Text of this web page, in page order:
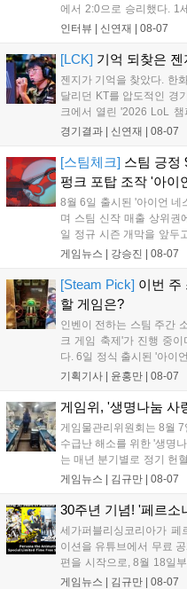
에서 2:0으로 승리했다. 1
를 벌리며 25분 만에 승리
하며 POM에 선정됐...
인터뷰 | 신연재 | 08-07
[LCK] 기억 되찾은
젠지가 기억을 찾았다. 한
달리던 KT를 압도적인 경
크에서 열린 '2026 LoL
드 레전드 그룹, kt 롤스터
기억을 되찾기라도 한 듯
경기결과 | 신연재 | 08-07
[스팀체크] 스팀 긍정
펑크 포탑 조작 '아이
8월 6일 출시된 '아이언 네
며 스팀 신작 매출 상위권
일 정규 시즌 개막을 앞두
기록했습니다. 25주년을
'마블 투혼: 파이팅 소울
리'도 스팀에 정식 출시되었
게임뉴스 | 강승진 | 08-07
[Steam Pick] 이번 주
할 게임은?
인벤이 전하는 스팀 주간
크 게임 축제'가 진행 중
다. 6일 정식 출시된 '아이
세어 코브'가 호평받고 있
다. 유비소프트의 '고스트
데이트 '라스트 라이츠'와
기획기사 | 윤홍만 | 08-07
게임위, '생명나눔 사
게임물관리위원회는 8월
수급난 해소를 위한 '생명
는 매년 분기별로 정기 헌
고 있으며, 이번 행사에는
따뜻한 실천에 참여한 모
확산에 앞장섰습니다....
게임뉴스 | 김규만 | 08-07
30주년 기념! '페르소
세가퍼블리싱코리아가
이션을 유튜브에서 무료
편을 시작으로, 8월 18일
월 15일부터 10월 14일까
게임뉴스 | 김규만 | 08-07